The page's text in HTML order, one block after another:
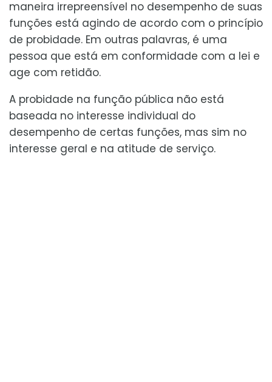
maneira irrepreensível no desempenho de suas
funções está agindo de acordo com o princípio
de probidade. Em outras palavras, é uma
pessoa que está em conformidade com a lei e
age com retidão.
A probidade na função pública não está
baseada no interesse individual do
desempenho de certas funções, mas sim no
interesse geral e na atitude de serviço.